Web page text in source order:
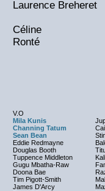
Laurence Breheret
Céline
Ronté
V.O
Mila Kunis
Channing Tatum
Sean Bean
Eddie Redmayne
Douglas Booth
Tuppence Middleton
Gugu Mbatha-Raw
Doona Bae
Tim Pigott-Smith
James D'Arcy